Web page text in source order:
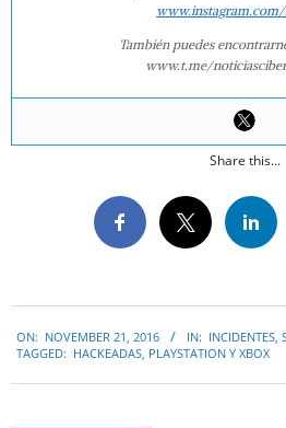
También puedes
www.t.me/
Share this...
11-
ON: NOVEMBER 21, 2016 IN: INCIDENTES,
TAGGED: HACKEADAS, PLAYSTATION Y XBOX